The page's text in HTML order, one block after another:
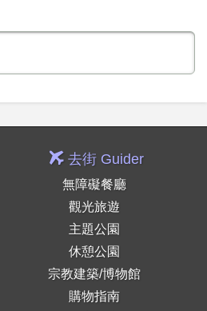
去街 Guider
無障礙餐廳
觀光旅遊
主題公園
休憩公園
宗教建築/博物館
購物指南